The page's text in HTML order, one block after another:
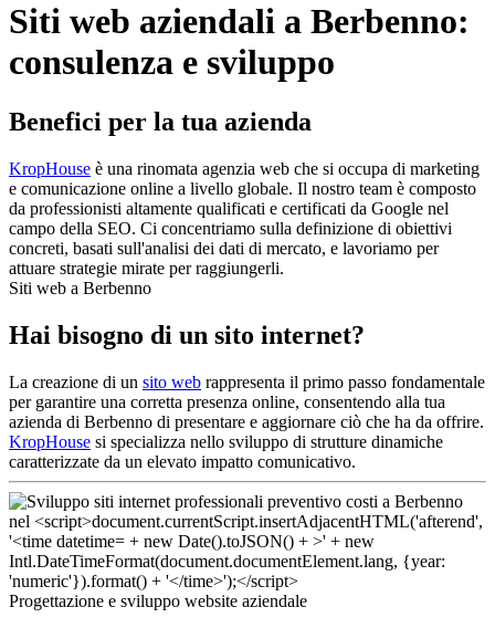
Siti web aziendali a Berbenno:
consulenza e sviluppo
Benefici per la tua azienda
KropHouse è una rinomata agenzia web che si occupa di marketing
e comunicazione online a livello globale. Il nostro team è composto
da professionisti altamente qualificati e certificati da Google nel
campo della SEO. Ci concentriamo sulla definizione di obiettivi
concreti, basati sull'analisi dei dati di mercato, e lavoriamo per
attuare strategie mirate per raggiungerli.
Siti web a Berbenno
Hai bisogno di un sito internet?
La creazione di un sito web rappresenta il primo passo fondamentale
per garantire una corretta presenza online, consentendo alla tua
azienda di Berbenno di presentare e aggiornare ciò che ha da offrire.
KropHouse si specializza nello sviluppo di strutture dinamiche
caratterizzate da un elevato impatto comunicativo.
Progettazione e sviluppo website aziendale